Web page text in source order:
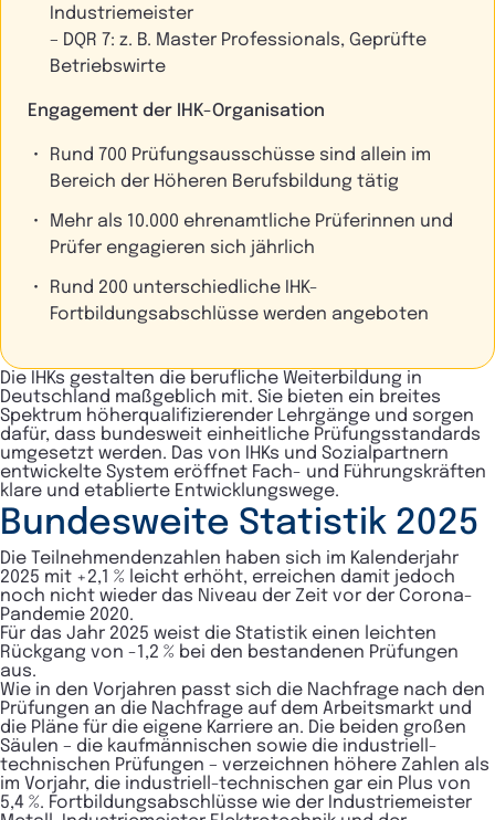
Industriemeister
– DQR 7: z. B. Master Professionals, Geprüfte
Betriebswirte
Engagement der IHK-Organisation
Rund 700 Prüfungsausschüsse sind allein im
Bereich der Höheren Berufsbildung tätig
Mehr als 10.000 ehrenamtliche Prüferinnen und
Prüfer engagieren sich jährlich
Rund 200 unterschiedliche IHK-
Fortbildungsabschlüsse werden angeboten
Die IHKs gestalten die berufliche Weiterbildung in
Deutschland maßgeblich mit. Sie bieten ein breites
Spektrum höherqualifizierender Lehrgänge und sorgen
dafür, dass bundesweit einheitliche Prüfungsstandards
umgesetzt werden. Das von IHKs und Sozialpartnern
entwickelte System eröffnet Fach- und Führungskräften
klare und etablierte Entwicklungswege.
Bundesweite Statistik 2025
Die Teilnehmendenzahlen haben sich im Kalenderjahr
2025 mit +2,1 % leicht erhöht, erreichen damit jedoch
noch nicht wieder das Niveau der Zeit vor der Corona-
Pandemie 2020.
Für das Jahr 2025 weist die Statistik einen leichten
Rückgang von -1,2 % bei den bestandenen Prüfungen
aus.
Wie in den Vorjahren passt sich die Nachfrage nach den
Prüfungen an die Nachfrage auf dem Arbeitsmarkt und
die Pläne für die eigene Karriere an. Die beiden großen
Säulen – die kaufmännischen sowie die industriell-
technischen Prüfungen – verzeichnen höhere Zahlen als
im Vorjahr, die industriell-technischen gar ein Plus von
5,4 %. Fortbildungsabschlüsse wie der Industriemeister